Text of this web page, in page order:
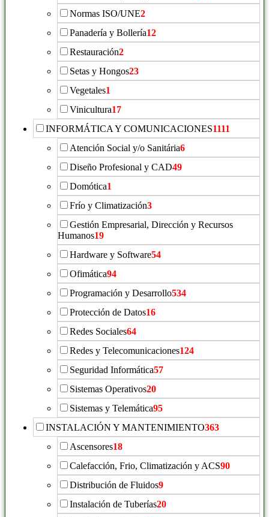
Normas ISO/UNE2
Panadería y Bollería12
Restauración2
Setas y Hongos23
Vegetales1
Vinicultura17
INFORMÁTICA Y COMUNICACIONES1111
Atención Social y/o Sanitária6
Diseño Profesional y CAD49
Domótica1
Frío y Climatización3
Gestión Empresarial, Dirección y Recursos
Humanos19
Hardware y Software54
Ofimática94
Programación y Desarrollo534
Protección de Datos16
Redes Sociales64
Redes y Telecomunicaciones124
Seguridad Informática57
Sistemas Operativos20
Sistemas y Telemática95
INSTALACIÓN Y MANTENIMIENTO363
Ascensores18
Calefacción, Frio, Climatización y ACS90
Distribución de Fluidos9
Instalación de Tuberías20